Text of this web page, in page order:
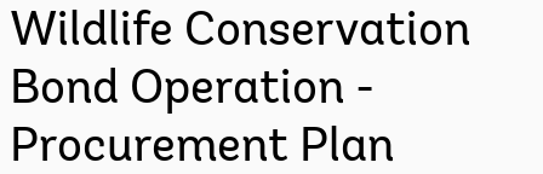
Wildlife Conservation
Bond Operation -
Procurement Plan